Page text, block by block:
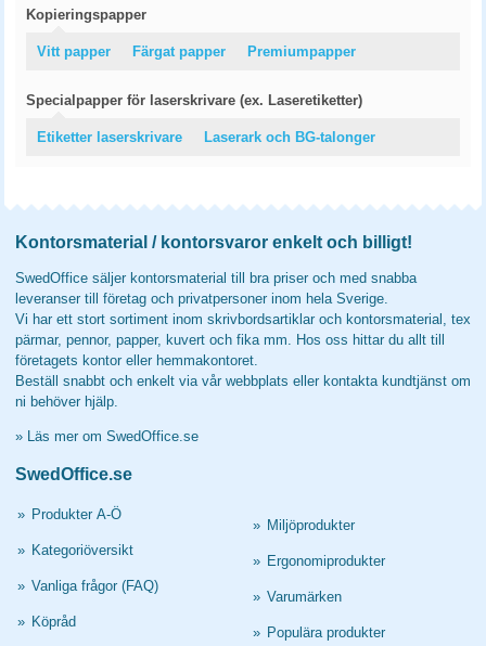
Kopieringspapper
Vitt papper Färgat papper Premiumpapper
Specialpapper för laserskrivare (ex. Laseretiketter)
Etiketter laserskrivare Laserark och BG-talonger
Kontorsmaterial / kontorsvaror enkelt och billigt!
SwedOffice säljer kontorsmaterial till bra priser och med snabba
leveranser till företag och privatpersoner inom hela Sverige.
Vi har ett stort sortiment inom skrivbordsartiklar och kontorsmaterial, tex
pärmar, pennor, papper, kuvert och fika mm. Hos oss hittar du allt till
företagets kontor eller hemmakontoret.
Beställ snabbt och enkelt via vår webbplats eller kontakta kundtjänst om
ni behöver hjälp.
» Läs mer om SwedOffice.se
SwedOffice.se
» Produkter A-Ö
» Kategoriöversikt
» Vanliga frågor (FAQ)
» Köpråd
» Miljöprodukter
» Ergonomiprodukter
» Varumärken
» Populära produkter